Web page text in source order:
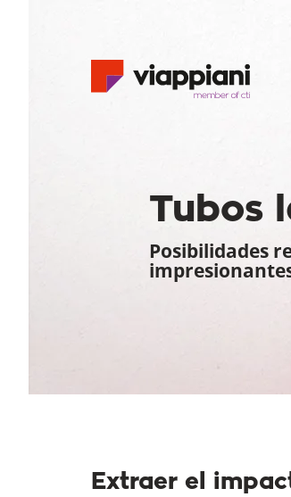
Tubos
Posibilidades
Extraer el